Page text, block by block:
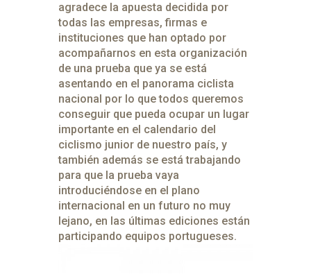
agradece la apuesta decidida por
todas las empresas, firmas e
instituciones que han optado por
acompañarnos en esta organización
de una prueba que ya se está
asentando en el panorama ciclista
nacional por lo que todos queremos
conseguir que pueda ocupar un lugar
importante en el calendario del
ciclismo junior de nuestro país, y
también además se está trabajando
para que la prueba vaya
introduciéndose en el plano
internacional en un futuro no muy
lejano, en las últimas ediciones están
participando equipos portugueses.